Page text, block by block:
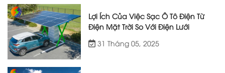
Lợi Ích Của Việc Sạc Ô Tô Điện Từ
Điện Mặt Trời So Với Điện Lưới
31 Tháng 05, 2025